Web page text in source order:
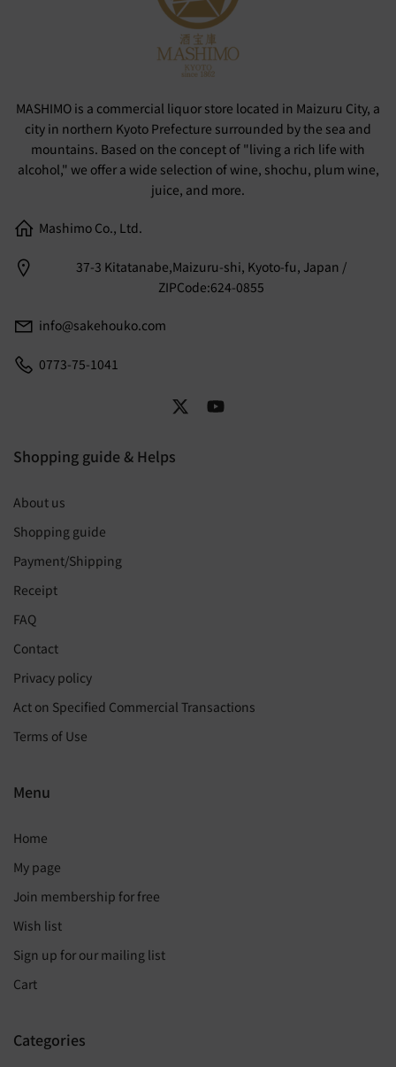
MASHIMO is a commercial liquor store located in Maizuru City, a
city in northern Kyoto Prefecture surrounded by the sea and
mountains. Based on the concept of "living a rich life with
alcohol," we offer a wide selection of wine, shochu, plum wine,
juice, and more.
Mashimo Co., Ltd.
37-3 Kitatanabe,Maizuru-shi, Kyoto-fu, Japan /
ZIPCode:624-0855
info@sakehouko.com
0773-75-1041
Shopping guide & Helps
About us
Shopping guide
Payment/Shipping
Receipt
FAQ
Contact
Privacy policy
Act on Specified Commercial Transactions
Terms of Use
Menu
Home
My page
Join membership for free
Wish list
Sign up for our mailing list
Cart
Categories